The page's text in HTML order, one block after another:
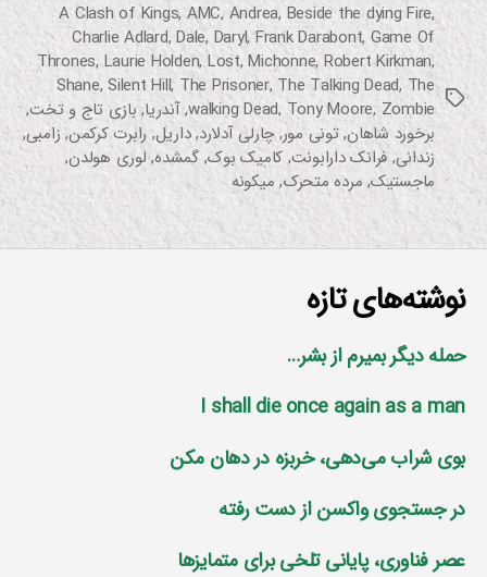
برچسب‌ها
A Clash of Kings, AMC, Andrea, Beside the dying Fire,
Charlie Adlard,Dale, Daryl,Frank Darabont, Game Of
Thrones, Laurie Holden,Lost,Michonne,Robert Kirkman,
Shane,Silent Hill, The Prisoner, The Talking Dead, The
walking Dead, Tony Moore, Zombie
,آندریا,بازی تاج و تخت,
برخورد شاهان,تونی مور,چارلی آدلارد,داریل, رابرت کرکمن, زامبی,
زندانی, فرانک دارابونت, کامیک بوک,گمشده, لوری هولدن,
ماجستیک, مرده متحرک, میکونه
نوشته‌های تازه
حمله دیگر بمیرم از بشر…
I shall die once again as a man
بوی شراب می‌دهی، خربزه در دهان مکن
در جستجوی واکسن از دست رفته
عصر فناوری، پایانی تلخی برای متمایز‌ها